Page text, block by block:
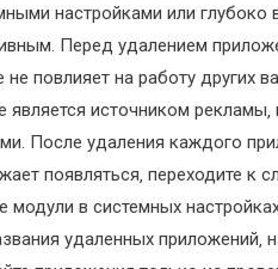
настройками или
Перед удалением
не повлияет на работу других
источником рекламы‚
После удаления каждого
появляться‚ переходите к
модули в системных
удаленных приложений‚